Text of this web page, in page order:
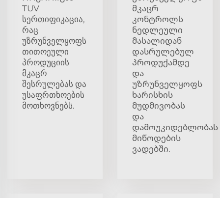
TUV
სერთიფიკაცია,
რაც
უზრუნველყოფს
თითოეული
პროდუციის
მკაცრ
შესრულებას და
უსაფრთხოების
მოთხოვნებს.
მკაცრ
კონტროლს
ნედლეული
მასალიდან
დასრულებულ
პროდუქამდე
და
უზრუნველყოფს
ხარისხის
მუდმივობას
და
დამოუკიდებლობას
მიწოდების
ვადებში.